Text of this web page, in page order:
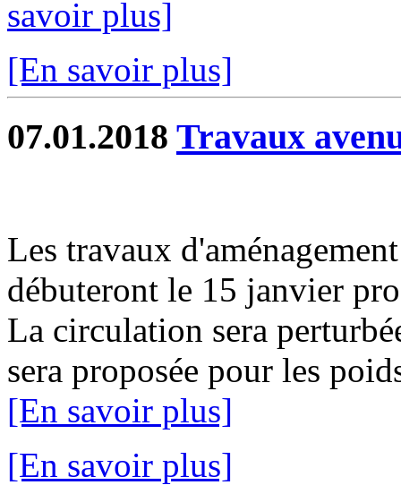
savoir plus]
[En savoir plus]
07.01.2018 Travaux
Les travaux
débuteront le 15 janvier
La circulation sera
sera proposée pour les
[En savoir plus]
[En savoir plus]